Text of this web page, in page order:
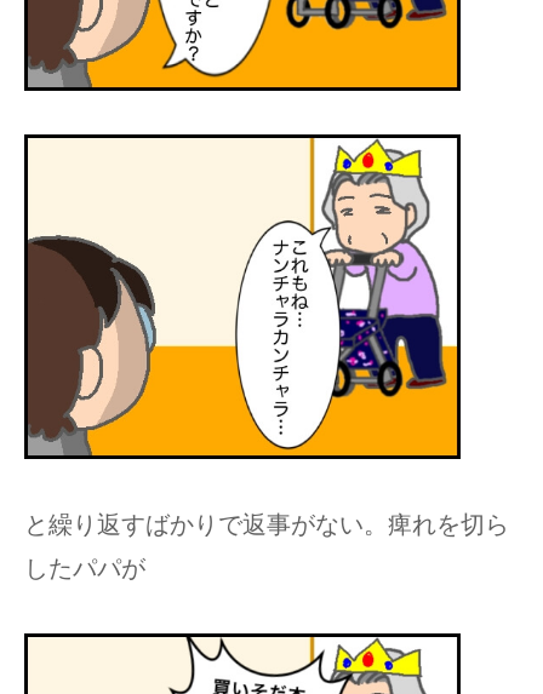
と繰り返すばかりで返事がない。痺れを切ら
したパパが